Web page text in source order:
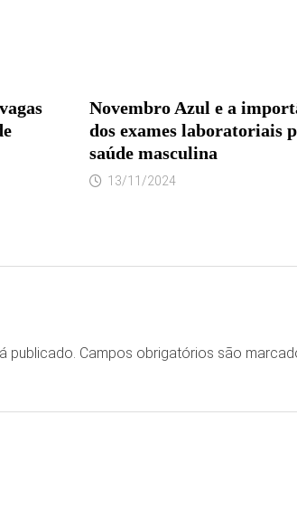
Novembro Azul e a
dos exames laboratoriais
saúde masculina
13/11/2024
publicado. Campos obrigatórios são